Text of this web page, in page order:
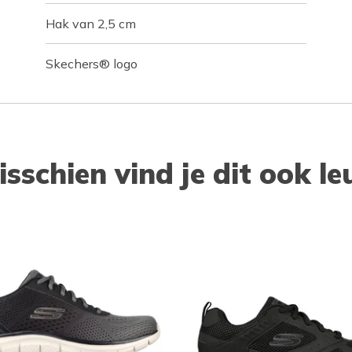
Hak van 2,5 cm
Skechers® logo
vind je dit ook